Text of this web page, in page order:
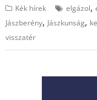
Kék hírek elgázol,
Jászberény, Jászkunság,
visszatér